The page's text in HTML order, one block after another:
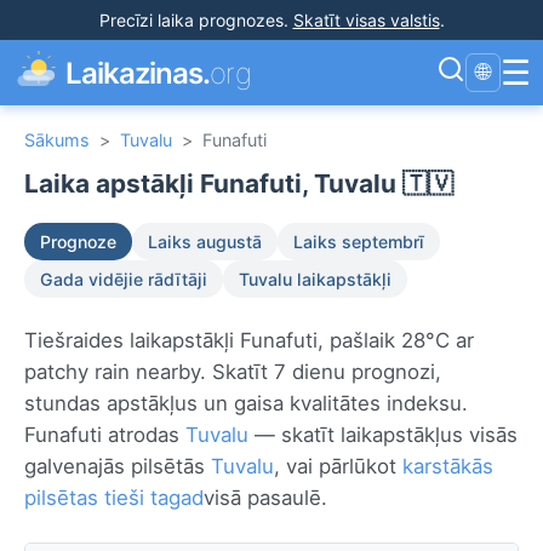
Precīzi laika prognozes. Skatīt visas valstis.
Laikazinas.org 🌐 ☰
Sākums > Tuvalu > Funafuti
Laika apstākļi Funafuti, Tuvalu 🇹🇻
Prognoze Laiks augustā
Laiks septembrī
Gada vidējie rādītāji
Tuvalu laikapstākļi
Tiešraides laikapstākļi Funafuti, pašlaik 28°C ar
patchy rain nearby. Skatīt 7 dienu prognozi,
stundas apstākļus un gaisa kvalitātes indeksu.
Funafuti atrodas Tuvalu — skatīt laikapstākļus visās
galvenajās pilsētās Tuvalu, vai pārlūkot karstākās
pilsētas tieši tagadvisā pasaulē.